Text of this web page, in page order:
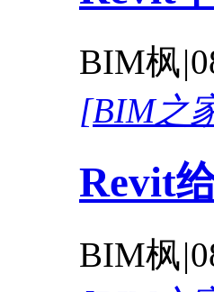
BIM枫|
[BIM之
Revit
BIM枫|